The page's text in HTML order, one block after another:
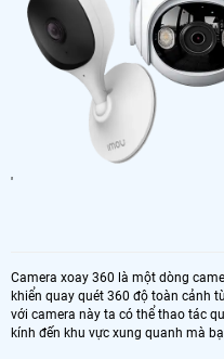
'
Camera xoay 360 là một dòng
khiển quay quét 360 độ toàn cảnh
với camera này ta có thể thao tác
kính đến khu vực xung quanh mà